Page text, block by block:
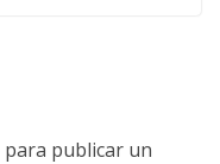
para publicar un